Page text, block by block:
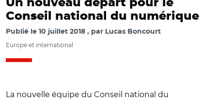
Un nouveau départ pour le
Conseil national du numérique
Publié le 10 juillet 2018 par Lucas Boncourt
Europe et international
La nouvelle équipe du Conseil national du